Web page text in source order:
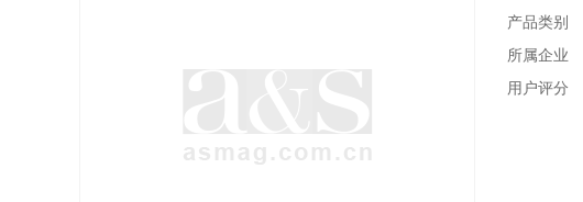
产品类别
所属企业
用户评分